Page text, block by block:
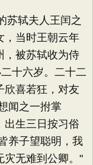
轼夫人王闰之
，当时王朝云年
，被苏轼收为侍
十六岁。二十二
欣喜若狂，对友
闻之一拊掌
出生三日按习俗
养子望聪明，我
灾无难到公卿。"